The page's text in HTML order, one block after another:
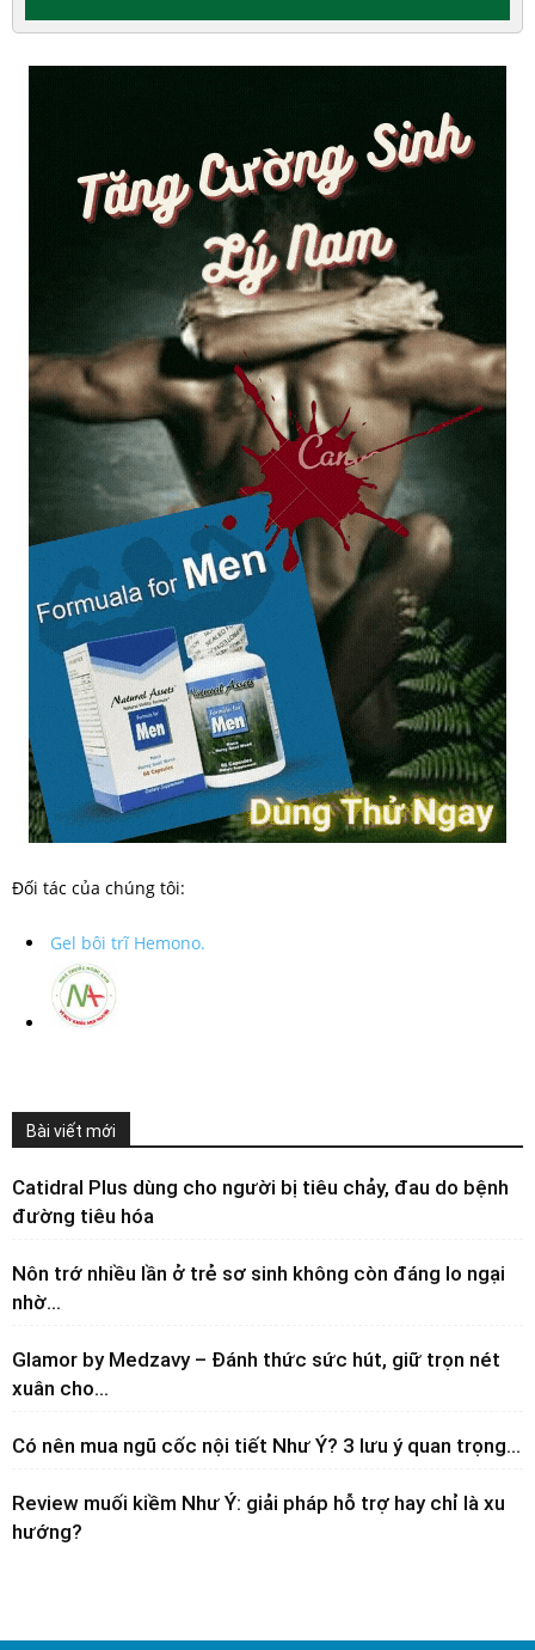
Đối tác của chúng tôi:
Gel bôi trĩ Hemono.
Bài viết mới
Catidral Plus dùng cho người bị tiêu chảy, đau do bệnh
đường tiêu hóa
Nôn trớ nhiều lần ở trẻ sơ sinh không còn đáng lo ngại
nhờ...
Glamor by Medzavy – Đánh thức sức hút, giữ trọn nét
xuân cho...
Có nên mua ngũ cốc nội tiết Như Ý? 3 lưu ý quan trọng...
Review muối kiềm Như Ý: giải pháp hỗ trợ hay chỉ là xu
hướng?